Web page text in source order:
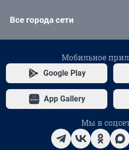
Все города сети
Мобильное
Google Play
App Gallery
Мы в